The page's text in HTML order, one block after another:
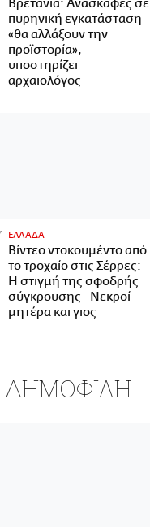
Βρετανία: Ανασκαφές σε
πυρηνική εγκατάσταση
«θα αλλάξουν την
προϊστορία»,
υποστηρίζει
αρχαιολόγος
ΕΛΛΑΔΑ
Βίντεο ντοκουμέντο από
το τροχαίο στις Σέρρες:
Η στιγμή της σφοδρής
σύγκρουσης - Νεκροί
μητέρα και γιος
ΔΗΜΟΦΙΛΗ